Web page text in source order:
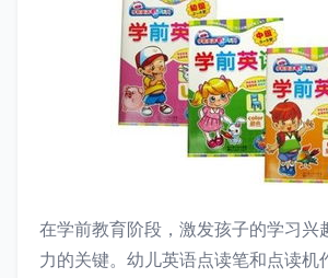
在学前教育阶段，激发孩子的学习兴
力的关键。幼儿英语点读笔和点读机